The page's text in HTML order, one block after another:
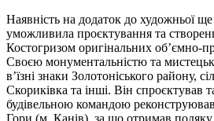
Наявність на додаток до художньої ще
уможливила проєктування та
Костогризом оригінальних об’ємно-
Своєю монументальністю та
в’їзні знаки Золотоніського району,
Скориківка та інші. Він спроєктував
будівельною командою
Гори (м. Канів), за що отримав подяку